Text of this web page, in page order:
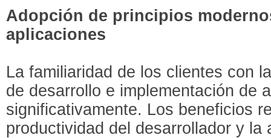
Adopción de principios
aplicaciones
La familiaridad de los clientes con
de desarrollo e implementación de
significativamente. Los beneficios
productividad del desarrollador y la